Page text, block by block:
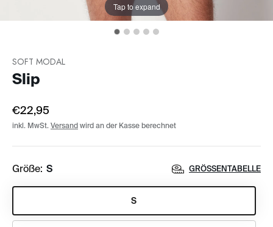
Tap to expand
SOFT MODAL
Slip
€22,95
inkl. MwSt. Versand wird an der Kasse berechnet
Größe: S GRÖSSENTABELLE
S